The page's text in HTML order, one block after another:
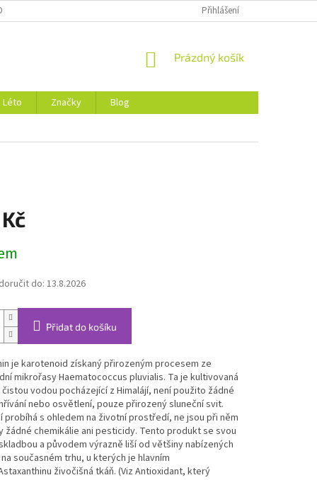
OCHRANY OSOBNÍCH ÚDAJŮ Přihlášení
NÁKUPNÍ
Prázdný košík
Léto Značky Blog
do: 13.8.2026
Přidat do košíku
je karotenoid získaný přirozeným procesem ze
mikrořasy Haematococcus pluvialis. Ta je kultivovaná
vodou pocházející z Himalájí, není použito žádné
nebo osvětlení, pouze přirozený sluneční svit.
probíhá s ohledem na životní prostředí, ne jsou při něm
žádné chemikálie ani pesticidy. Tento produkt se svou
a původem výrazně liší od většiny nabízených
současném trhu, u kterých je hlavním
živočišná tkáň. (Viz Antioxidant, který